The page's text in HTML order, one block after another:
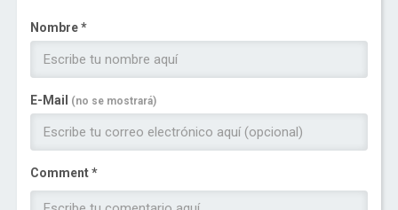
Nombre *
E-Mail (no se mostrará)
Comment *